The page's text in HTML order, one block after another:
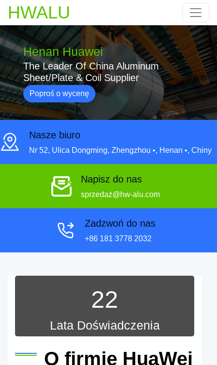
HWALU
Henan Huawei
The Leader Of China Aluminum
Sheet/Plate & Coil Supplier
Poproś o wycenę
Nasze biuro
Nr 52, Ulica Dongming, Zhengzhou •, Henan •, Chiny
Napisz do nas
sprzedaż@hw-alu.com
Zadzwoń do nas
+86 181 3778 2032
22
Lata Doświadczenia
O firmie HuaWei